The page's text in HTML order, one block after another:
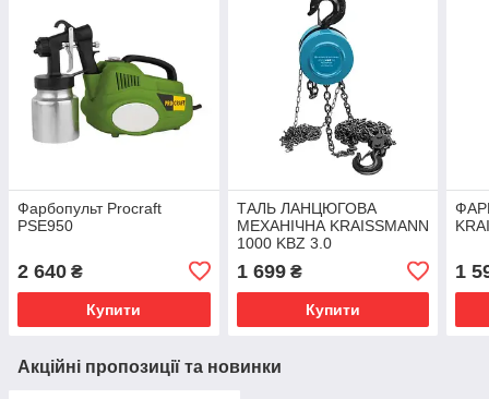
Фарбопульт Procraft
PSE950
2 640 ₴
Купити
ТАЛЬ ЛАНЦЮГОВА
МЕХАНІЧНА KRAISSMANN
1000 KBZ 3.0
1 699₴
Купити
1
Акційні пропозиції та новинки